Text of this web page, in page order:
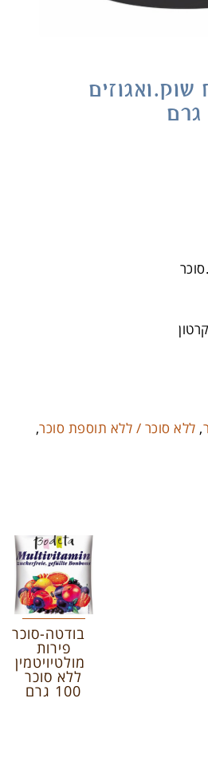
, ללא סוכר / ללא תוספת סוכר,
בודטה-
פירות
מולטיויטמין
ללא סוכר
100 גרם